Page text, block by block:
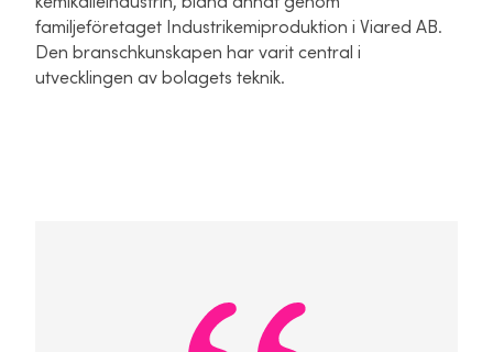
familjeföretaget Industrikemiproduktion i Viared AB.
Den branschkunskapen har varit central i
utvecklingen av bolagets teknik.